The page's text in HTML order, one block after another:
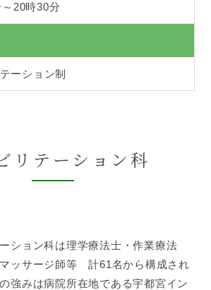
20時30分
ーション制
リテーション科
ション科は理学療法士・作業療法
ッサージ師等 計61名から構成され
強みは病院所在地である宇都宮イン